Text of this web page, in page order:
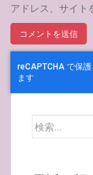
アドレス、サイト
検